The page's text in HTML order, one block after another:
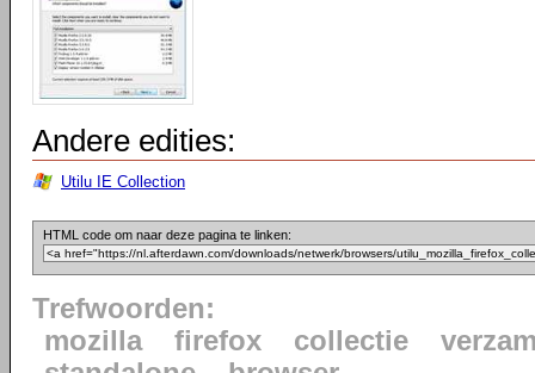
Andere edities:
Utilu IE Collection
HTML code om naar deze pagina te linken:
Trefwoorden:
mozilla
firefox collectie